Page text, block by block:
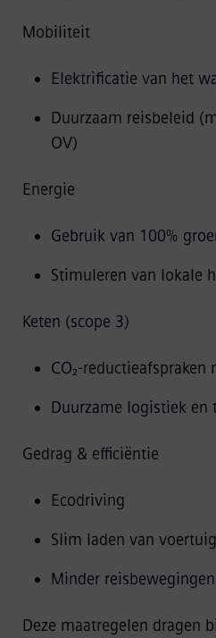
Mobiliteit
Elektrificatie van het
Duurzaam reisbeleid
OV)
Energie
Gebruik van 100%
Stimuleren van lokale
Keten (scope 3)
Duurzame logistiek en
Gedrag & efficiëntie
Ecodriving
Slim laden van
Minder reisbewegingen
Deze maatregelen dragen